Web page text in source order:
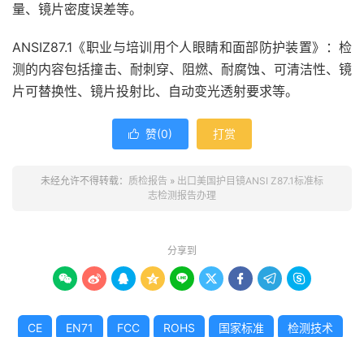
量、镜片密度误差等。
ANSIZ87.1《职业与培训用个人眼睛和面部防护装置》：检
测的内容包括撞击、耐刺穿、阻燃、耐腐蚀、可清洁性、镜
片可替换性、镜片投射比、自动变光透射要求等。
 赞(0) 打赏
未经允许不得转载： 质检报告 » 出口美国护目镜ANSI Z87.1标准标
志检测报告办理
分享到
        
CE EN71 FCC ROHS 国家标准 检测技术